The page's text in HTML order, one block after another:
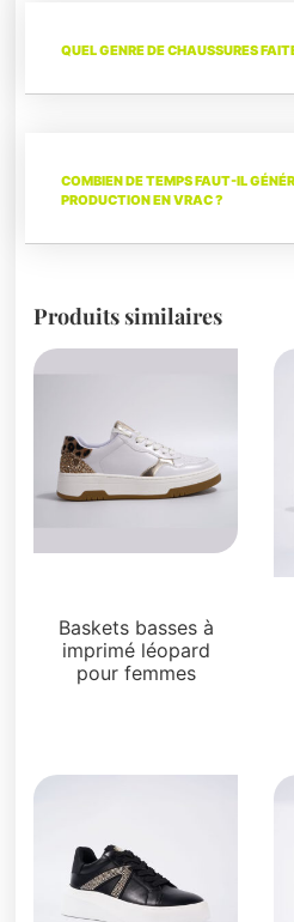
QUEL GENRE DE CHAUSSURES
COMBIEN DE TEMPS FAUT-IL
PRODUCTION EN VRAC ?
Produits similaires
Baskets basses à
imprimé léopard
pour femmes